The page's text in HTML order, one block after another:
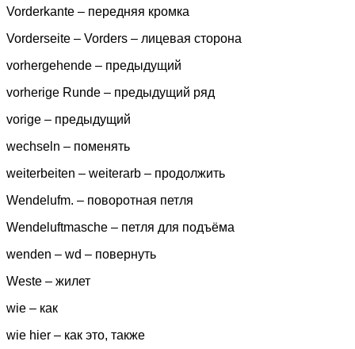
Vorderkante – передняя кромка
Vorderseite – Vorders – лицевая сторона
vorhergehende – предыдущий
vorherige Runde – предыдущий ряд
vorige – предыдущий
wechseln – поменять
weiterbeiten – weiterarb – продолжить
Wendelufm. – поворотная петля
Wendeluftmasche – петля для подъёма
wenden – wd – повернуть
Weste – жилет
wie – как
wie hier – как это, также